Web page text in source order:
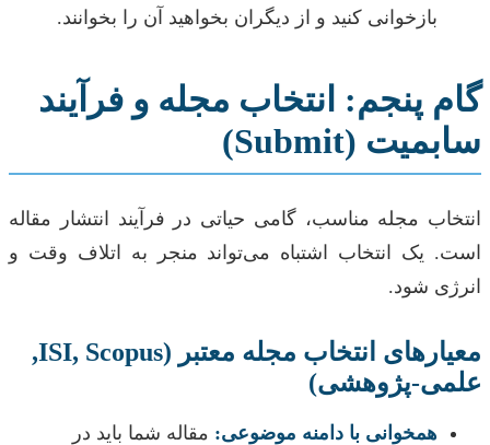
بازخوانی کنید و از دیگران بخواهید آن را بخوانند.
گام پنجم: انتخاب مجله و فرآیند
سابمیت (Submit)
انتخاب مجله مناسب، گامی حیاتی در فرآیند انتشار مقاله
است. یک انتخاب اشتباه می‌تواند منجر به اتلاف وقت و
انرژی شود.
معیارهای انتخاب مجله معتبر (ISI, Scopus,
علمی-پژوهشی)
همخوانی با دامنه موضوعی: مقاله شما باید در